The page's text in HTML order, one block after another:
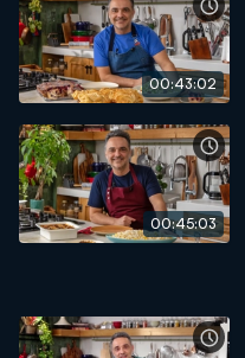
00:43:02
00:45:03